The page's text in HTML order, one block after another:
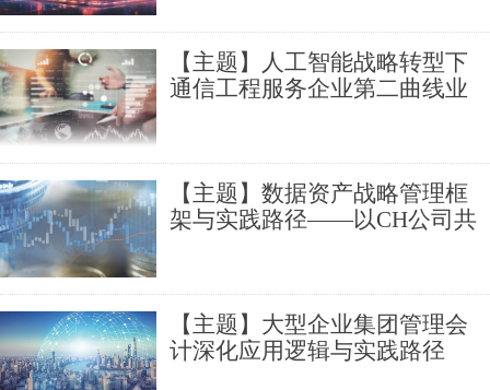
【主题】人工智能战略转型下
通信工程服务企业第二曲线业
【主题】数据资产战略管理框
架与实践路径——以CH公司共
【主题】大型企业集团管理会
计深化应用逻辑与实践路径